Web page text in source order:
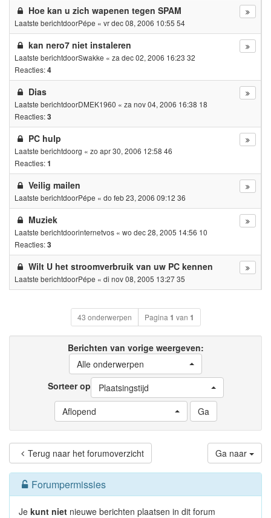
Hoe kan u zich wapenen tegen SPAM
Laatste berichtdoorPépe « vr dec 08, 2006 10:55 54
kan nero7 niet instaleren
Laatste berichtdoorSwakke « za dec 02, 2006 16:23 32
Reacties:4
Dias
Laatste berichtdoorDMEK1960 « za nov 04, 2006 16:38 18
Reacties:3
PC hulp
Laatste berichtdoorg « zo apr 30, 2006 12:58 46
Reacties:1
Veilig mailen
Laatste berichtdoorPépe « do feb 23, 2006 09:12 36
Muziek
Laatste berichtdoorinternetvos « wo dec 28, 2005 14:56 10
Reacties:3
Wilt U het stroomverbruik van uw PC kennen
Laatste berichtdoorPépe « di nov 08, 2005 13:27 35
43 onderwerpen Pagina 1 van 1
Berichten van vorige weergeven:
Alle onderwerpen
Sorteer op
Plaatsingstijd
Aflopend
Terug naar het forumoverzicht Ga naar
Forumpermissies
Je kunt niet nieuwe berichten plaatsen in dit forum